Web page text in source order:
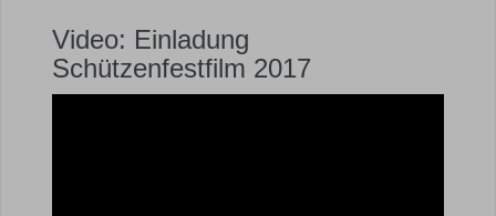
Video: Einladung
Schützenfestfilm 2017